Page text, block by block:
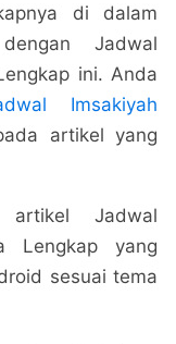
di dalam
Jadwal
ini. Anda
Imsakiyah
artikel yang
Jadwal
Lengkap yang
sesuai tema